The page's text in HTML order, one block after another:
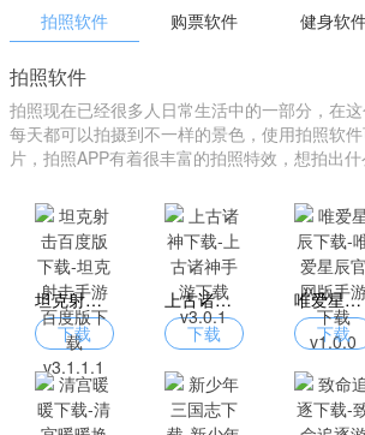
拍照软件 购票软件 健身软
拍照软件
拍照现在已经很多人日常生活中的一部分，在
每天都可以拍摄到不一样的景色，使用拍照软
片，拍照APP有着很丰富的拍照特效，想拍出
游吧！
坦克射击百度版下载-坦克射击手游百度版下载 v3.1.1.1
下载
上古诸神下载-上古诸神手游下载 v3.0.1
下载
唯爱星辰下载-唯爱星辰官网版手游下载 v1.0.0
下载